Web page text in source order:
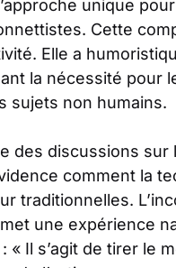
unique
Cette
Elle a
la nécessité pour
sujets non humains.
des discussions sur
comment la
traditionnelles.
une expérience
« Il s’agit de tirer le